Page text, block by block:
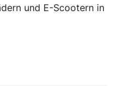
und E-Scootern in